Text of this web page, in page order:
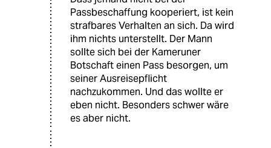
Passbeschaffung kooperiert, ist kein
strafbares Verhalten an sich. Da wird
ihm nichts unterstellt. Der Mann
sollte sich bei der Kameruner
Botschaft einen Pass besorgen, um
seiner Ausreisepflicht
nachzukommen. Und das wollte er
eben nicht. Besonders schwer wäre
es aber nicht.